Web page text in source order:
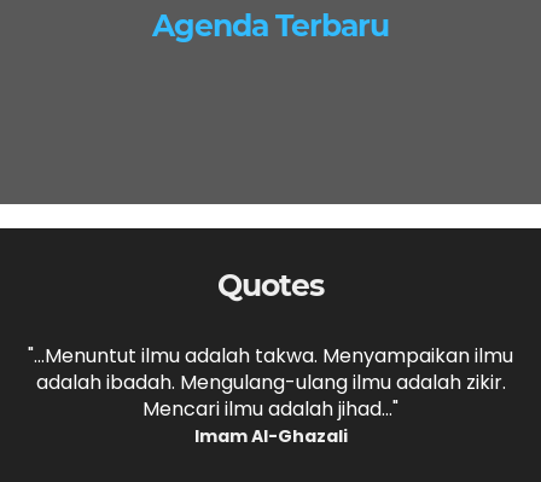
Agenda Terbaru
Quotes
"...Menuntut ilmu adalah takwa. Menyampaikan ilmu
adalah ibadah. Mengulang-ulang ilmu adalah zikir.
Mencari ilmu adalah jihad..."
Imam Al-Ghazali